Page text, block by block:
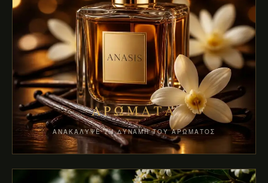
ΑΡΏΜΑΤΑ
ΑΝΑΚΆΛΥΨΕ ΤΗ ΔΎΝΑΜΗ ΤΟΥ ΑΡΏΜΑΤΟΣ